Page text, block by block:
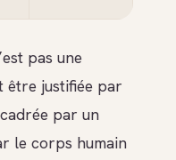
pas une
être justifiée par
par un
le corps humain